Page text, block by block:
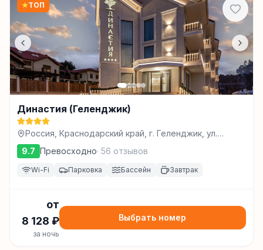
★ТОП
Династия (Геленджик)
Россия, Краснодарский край, г. Геленджик, ул.
Красивая, 29, Геленджик, Геленджик
9.7 Превосходно· 56 отзывов
Wi-Fi Парковка Бассейн Завтрак
от
8 128 ₽
за ночь
Выбрать номер